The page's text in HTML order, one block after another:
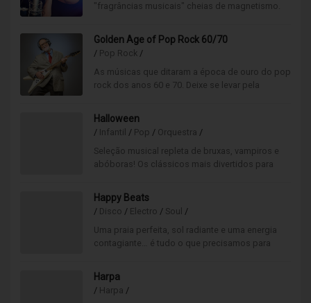
"fragrâncias musicais" cheias de magnetismo.
elegantes.
Golden Age of Pop Rock 60/70
/ Pop Rock /
As músicas que ditaram a época de ouro do pop
rock dos anos 60 e 70. Deixe se levar pela
do pop rock.
Halloween
/ Infantil / Pop / Orquestra /
Seleção musical repleta de bruxas, vampiros e
abóboras! Os clássicos mais divertidos para
assustadora.
Happy Beats
/ Disco / Electro / Soul /
Uma praia perfeita, sol radiante e uma energia
contagiante… é tudo o que precisamos para
a música certa para elevar o seu mood e criar
boas vibrações. Sonoridade moderna num beat
suave e agradável.
Harpa
/ Harpa /